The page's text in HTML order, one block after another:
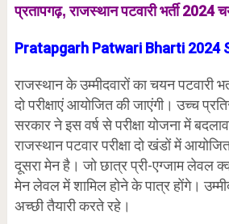
प्रतापगढ़, राजस्थान पटवारी भर्ती 2024
Pratapgarh Patwari Bharti 2024
राजस्थान के उम्मीदवारों का चयन पटवारी
दो परीक्षाएं आयोजित की जाएंगी। उच्च
सरकार ने इस वर्ष से परीक्षा योजना में
राजस्थान पटवार परीक्षा दो खंडों में
दूसरा मेन है। जो छात्र प्री-एग्जाम लेवल
मेन लेवल में शामिल होने के पात्र होंगे।
अच्छी तैयारी करते रहे।